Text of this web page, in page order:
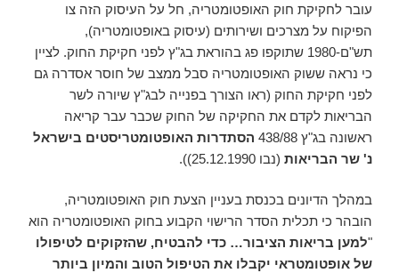
עובר לחקיקת חוק האופטומטריה, חל על העיסוק הזה צו
הפיקוח על מצרכים ושירותים (עיסוק באופטומטריה),
תש"ם-1980 שתוקפו פג בהוראת בג"ץ לפני חקיקת החוק. לציין
כי נראה ששוק האופטומטריה סבל ממצב של חוסר אסדרה גם
לפני חקיקת החוק (ראו הצורך בפנייה לבג"ץ שיורה לשר
הבריאות לקדם את החקיקה של החוק שכבר עבר קריאה
ראשונה בג"ץ 438/88
הסתדרות האופטומטריסטים בישראל
נ' שר הבריאות (נבו 25.12.1990)).
במהלך הדיונים בכנסת בעניין הצעת חוק האופטומטריה,
הובהר כי תכלית הסדר הרישוי הקבוע בחוק האופטומטריה הוא
"למען בריאות הציבור… כדי להבטיח, שהזקוקים לטיפולו
של אופטומטראי יקבלו את הטיפול הטוב והמיון ביותר